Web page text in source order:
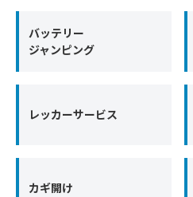
バッテリー
ジャンピング
レッカーサービス
カギ開け